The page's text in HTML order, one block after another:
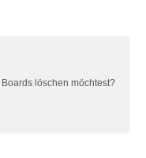
löschen möchtest?